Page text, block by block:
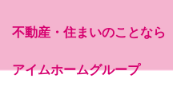
不動産・住まいのことなら
アイムホームグループ